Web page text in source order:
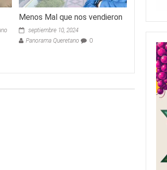
Menos Mal que nos vendieron
septiembre 10, 2024
Panorama Queretano
0